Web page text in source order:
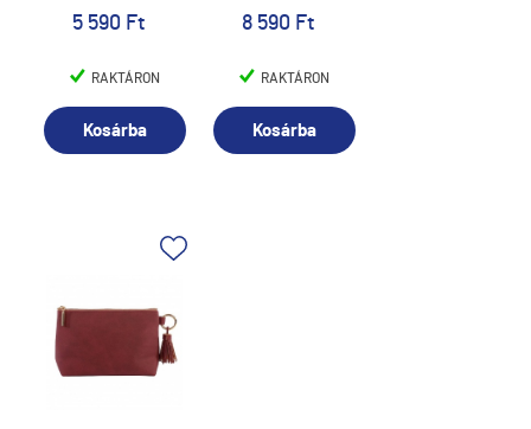
5 590 Ft
RAKTÁRON
Kosárba
8 590 Ft
RAKTÁRON
Kosárba